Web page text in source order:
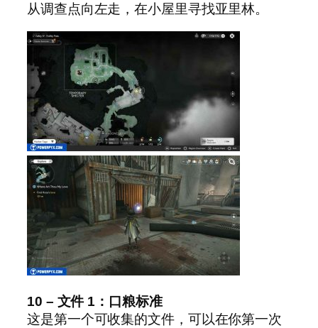
从调查点向左走，在小屋里寻找亚里林。
10 – 文件 1：口粮标准
这是第一个可收集的文件，可以在你第一次